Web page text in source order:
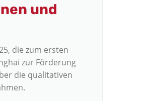
und
die zum ersten
zur Förderung
die qualitativen